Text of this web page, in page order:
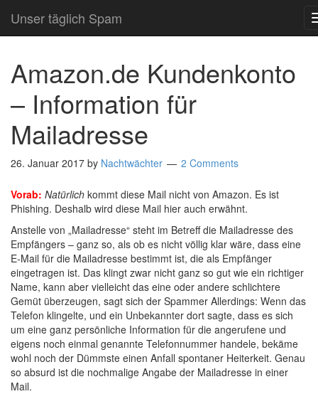
Unser täglich Spam
Amazon.de Kundenkonto
– Information für
Mailadresse
26. Januar 2017 by Nachtwächter 2 Comments
Vorab: Natürlich kommt diese Mail nicht von Amazon. Es ist
Phishing. Deshalb wird diese Mail hier auch erwähnt.
Anstelle von „Mailadresse“ steht im Betreff die Mailadresse des
Empfängers – ganz so, als ob es nicht völlig klar wäre, dass eine
E-Mail für die Mailadresse bestimmt ist, die als Empfänger
eingetragen ist. Das klingt zwar nicht ganz so gut wie ein richtiger
Name, kann aber vielleicht das eine oder andere schlichtere
Gemüt überzeugen, sagt sich der Spammer Allerdings: Wenn das
Telefon klingelte, und ein Unbekannter dort sagte, dass es sich
um eine ganz persönliche Information für die angerufene und
eigens noch einmal genannte Telefonnummer handele, bekäme
wohl noch der Dümmste einen Anfall spontaner Heiterkeit. Genau
so absurd ist die nochmalige Angabe der Mailadresse in einer
Mail.